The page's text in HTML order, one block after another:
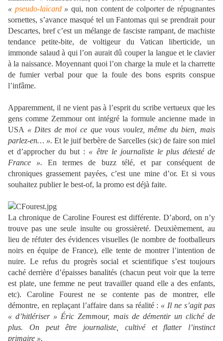
« pseudo-laïcard» qui, non content de colporter de répugnantes
sornettes, s’avance masqué tel un Fantomas qui se prendrait pour
Descartes, bref c’est un mélange de fasciste rampant, de machiste
tendance petite-bite, de voltigeur du Vatican liberticide, un
immonde salaud à qui l’on aurait dû couper la langue et le clavier
à la naissance. Moyennant quoi l’on charge la mule et la charrette
de fumier verbal pour que la foule des bons esprits conspue
l’infâme.
Apparemment, il ne vient pas à l’esprit du scribe vertueux que les
gens comme Zemmour ont intégré la formule ancienne made in
USA « Dites de moi ce que vous voulez, même du bien, mais
parlez-en… ». Et le juif berbère de Sarcelles (sic) de faire son miel
et d’approcher du but : « être le journaliste le plus détesté de
France ». En termes de buzz télé, et par conséquent de
chroniques grassement payées, c’est une mine d’or. Et si vous
souhaitez publier le best-of, la promo est déjà faite.
La chronique de Caroline Fourest est différente. D’abord, on n’y
trouve pas une seule insulte ou grossièreté. Deuxièmement, au
lieu de réfuter des évidences visuelles (le nombre de footballeurs
noirs en équipe de France), elle tente de montrer l’intention de
nuire. Le refus du progrès social et scientifique s’est toujours
caché derrière d’épaisses banalités (chacun peut voir que la terre
est plate, une femme ne peut travailler quand elle a des enfants,
etc). Caroline Fourest ne se contente pas de montrer, elle
démontre, en replaçant l’affaire dans sa réalité : « Il ne s’agit pas
« d’hitlériser » Éric Zemmour, mais de démentir un cliché de
plus. On peut être journaliste, cultivé et flatter l’instinct
primaire ».